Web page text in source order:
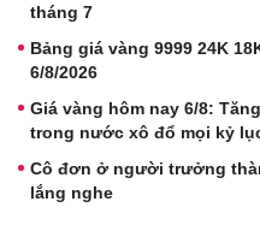
tháng 7
Bảng giá vàng 9999 24K
6/8/2026
Giá vàng hôm nay 6/8:
trong nước xô đổ mọi kỷ
Cô đơn ở người trưởng
lắng nghe